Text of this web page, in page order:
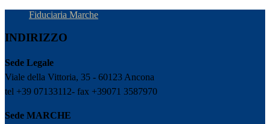
Fiduciaria Marche
INDIRIZZO
Sede Legale
Viale della Vittoria, 35 - 60123 Ancona
tel +39 07133112- fax +39071 3587970
Sede MARCHE